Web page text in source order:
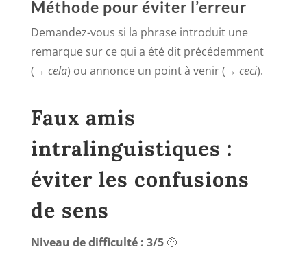
Méthode pour éviter l’erreur
Demandez-vous si la phrase introduit une
remarque sur ce qui a été dit précédemment
(→ cela) ou annonce un point à venir (→ ceci).
Faux amis
intralinguistiques :
éviter les confusions
de sens
Niveau de difficulté : 3/5🤨